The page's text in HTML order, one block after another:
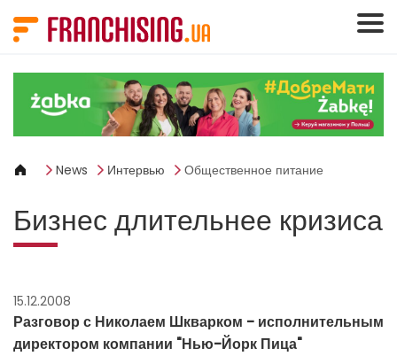
News Интервью Общественное питание
Бизнес длительнее кризиса
15.12.2008
Разговор с Николаем Шкварком - исполнительным
директором компании "Нью-Йорк Пица"